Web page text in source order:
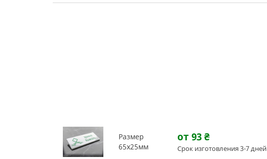
Размер
65х25мм
от 93₴
Срок изготовления 3-7 дней